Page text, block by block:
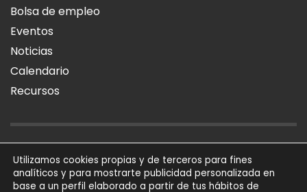
Bolsa de empleo
Eventos
Noticias
Calendario
Recursos
AVISO LEGAL POLÍTICA DE PRIVACIDAD POLÍTICA DE COOKIES
SÍGUENOS
Utilizamos cookies propias y de terceros para fines
analíticos y para mostrarte publicidad personalizada en
base a un perfil elaborado a partir de tus hábitos de